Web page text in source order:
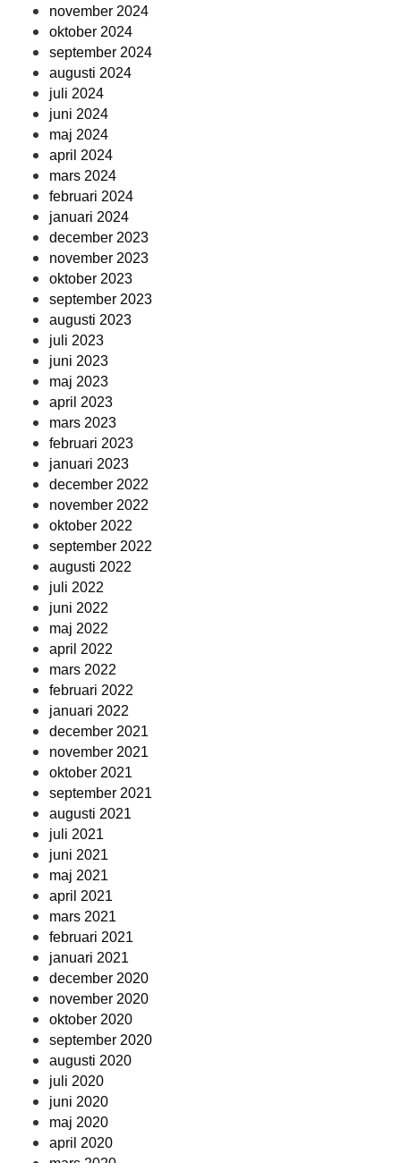
november 2024
oktober 2024
september 2024
augusti 2024
juli 2024
juni 2024
maj 2024
april 2024
mars 2024
februari 2024
januari 2024
december 2023
november 2023
oktober 2023
september 2023
augusti 2023
juli 2023
juni 2023
maj 2023
april 2023
mars 2023
februari 2023
januari 2023
december 2022
november 2022
oktober 2022
september 2022
augusti 2022
juli 2022
juni 2022
maj 2022
april 2022
mars 2022
februari 2022
januari 2022
december 2021
november 2021
oktober 2021
september 2021
augusti 2021
juli 2021
juni 2021
maj 2021
april 2021
mars 2021
februari 2021
januari 2021
december 2020
november 2020
oktober 2020
september 2020
augusti 2020
juli 2020
juni 2020
maj 2020
april 2020